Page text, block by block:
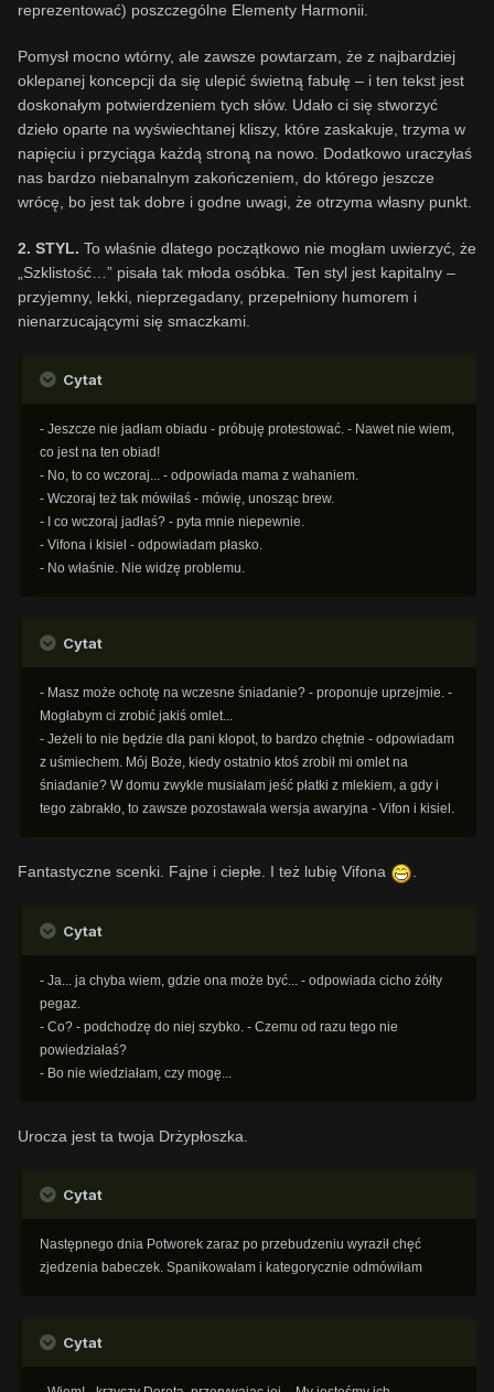
reprezentować) poszczególne Elementy Harmonii.
Pomysł mocno wtórny, ale zawsze powtarzam, że z najbardziej
oklepanej koncepcji da się ulepić świetną fabułę – i ten tekst jest
doskonałym potwierdzeniem tych słów. Udało ci się stworzyć
dzieło oparte na wyświechtanej kliszy, które zaskakuje, trzyma w
napięciu i przyciąga każdą stroną na nowo. Dodatkowo uraczyłaś
nas bardzo niebanalnym zakończeniem, do którego jeszcze
wrócę, bo jest tak dobre i godne uwagi, że otrzyma własny punkt.
2. STYL. To właśnie dlatego początkowo nie mogłam uwierzyć, że
„Szklistość…” pisała tak młoda osóbka. Ten styl jest kapitalny –
przyjemny, lekki, nieprzegadany, przepełniony humorem i
nienarzucającymi się smaczkami.
Cytat
- Jeszcze nie jadłam obiadu - próbuję protestować. - Nawet nie wiem,
co jest na ten obiad!
- No, to co wczoraj... - odpowiada mama z wahaniem.
- Wczoraj też tak mówiłaś - mówię, unosząc brew.
- I co wczoraj jadłaś? - pyta mnie niepewnie.
- Vifona i kisiel - odpowiadam płasko.
- No właśnie. Nie widzę problemu.
Cytat
- Masz może ochotę na wczesne śniadanie? - proponuje uprzejmie. -
Mogłabym ci zrobić jakiś omlet...
- Jeżeli to nie będzie dla pani kłopot, to bardzo chętnie - odpowiadam
z uśmiechem. Mój Boże, kiedy ostatnio ktoś zrobił mi omlet na
śniadanie? W domu zwykle musiałam jeść płatki z mlekiem, a gdy i
tego zabrakło, to zawsze pozostawała wersja awaryjna - Vifon i kisiel.
Fantastyczne scenki. Fajne i ciepłe. I też lubię Vifona .
Cytat
- Ja... ja chyba wiem, gdzie ona może być... - odpowiada cicho żółty
pegaz.
- Co? - podchodzę do niej szybko. - Czemu od razu tego nie
powiedziałaś?
- Bo nie wiedziałam, czy mogę...
Urocza jest ta twoja Drżypłoszka.
Cytat
Następnego dnia Potworek zaraz po przebudzeniu wyraził chęć
zjedzenia babeczek. Spanikowałam i kategorycznie odmówiłam
Cytat